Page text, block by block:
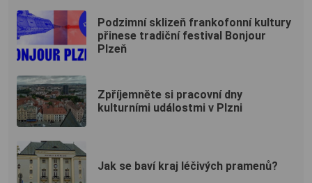
Podzimní sklizeň frankofonní kultury
přinese tradiční festival Bonjour
Plzeň
Zpříjemněte si pracovní dny
kulturními událostmi v Plzni
Jak se baví kraj léčivých pramenů?